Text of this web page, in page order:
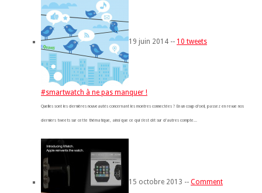
19 juin 2014 -- 10 tweets
#smartwatch à ne pas manquer !
Quelles sont les dernières nouveautés concernant les montres connectées ? En un coup d’oeil, passez en revue nos
derniers tweets sur cette thématique, ainsi que ce qui s’est dit sur d’autres compte...
15 octobre 2013 -- Comment